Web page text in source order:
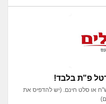
פ"ת בלבד!
ש"ח או סלט חינם. (יש להדפיס את